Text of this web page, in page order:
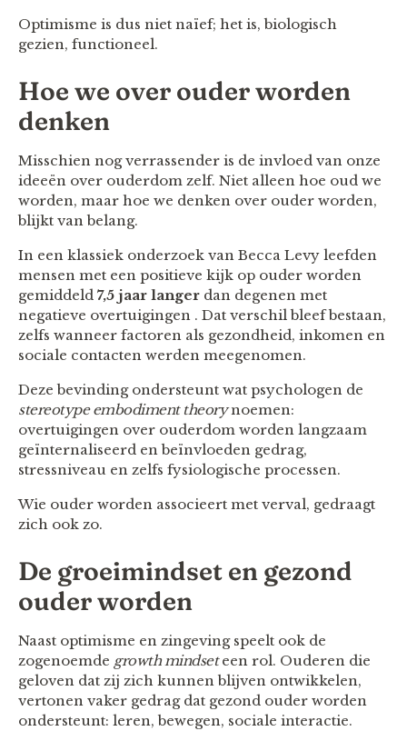
Optimisme is dus niet naïef; het is, biologisch
gezien, functioneel.
Hoe we over ouder worden
denken
Misschien nog verrassender is de invloed van onze
ideeën over ouderdom zelf. Niet alleen hoe oud we
worden, maar hoe we denken over ouder worden,
blijkt van belang.
In een klassiek onderzoek van Becca Levy leefden
mensen met een positieve kijk op ouder worden
gemiddeld 7,5 jaar langer dan degenen met
negatieve overtuigingen . Dat verschil bleef bestaan,
zelfs wanneer factoren als gezondheid, inkomen en
sociale contacten werden meegenomen.
Deze bevinding ondersteunt wat psychologen de
stereotype embodiment theorynoemen:
overtuigingen over ouderdom worden langzaam
geïnternaliseerd en beïnvloeden gedrag,
stressniveau en zelfs fysiologische processen.
Wie ouder worden associeert met verval, gedraagt
zich ook zo.
De groeimindset en gezond
ouder worden
Naast optimisme en zingeving speelt ook de
zogenoemde growth mindseteen rol. Ouderen die
geloven dat zij zich kunnen blijven ontwikkelen,
vertonen vaker gedrag dat gezond ouder worden
ondersteunt: leren, bewegen, sociale interactie.